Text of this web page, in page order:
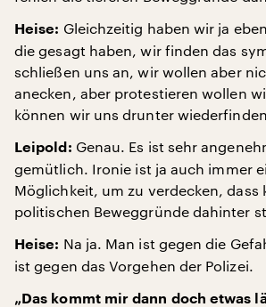
Heise: Gleichzeitig haben wir ja
die gesagt haben, wir finden das
schließen uns an, wir wollen aber
anecken, aber protestieren wollen
können wir uns drunter
Leipold: Genau. Es ist sehr
gemütlich. Ironie ist ja auch immer
Möglichkeit, um zu verdecken, dass
politischen Beweggründe dahinter
Heise: Na ja. Man ist gegen die
ist gegen das Vorgehen der Polizei.
„Das kommt mir dann doch etwas